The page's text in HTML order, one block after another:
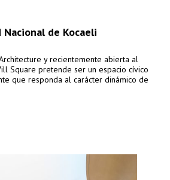
de Kocaeli
y recientemente abierta al
Square pretende ser un espacio cívico
que responda al carácter dinámico de